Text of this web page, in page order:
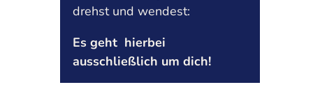
drehst und wendest:
Es geht hierbei
ausschließlich um dich!